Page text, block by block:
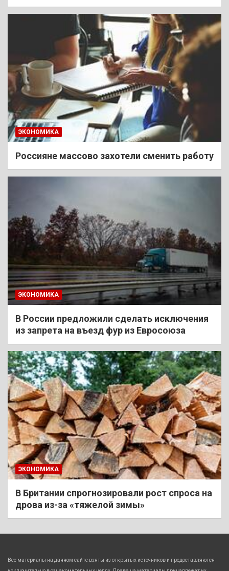
ЭКОНОМИКА
Россияне массово захотели сменить работу
ЭКОНОМИКА
В России предложили сделать исключения
из запрета на въезд фур из Евросоюза
ЭКОНОМИКА
В Британии спрогнозировали рост спроса на
дрова из-за «тяжелой зимы»
Все материалы на данном сайте взяты из открытых источников и предоставляются